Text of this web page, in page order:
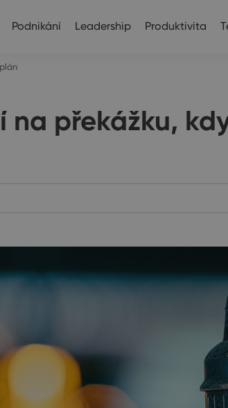
Podnikání Leadership Produktivita
překážku,